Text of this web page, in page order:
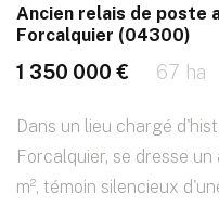
Ancien relais de poste
Forcalquier (04300)
1 350 000 € 67 ha
Dans un lieu chargé
Forcalquier, se dresse
m², témoin silencieux